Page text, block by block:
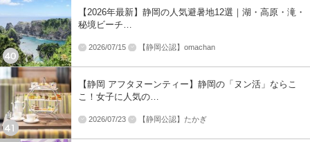
【2026年最新】静岡の人気避暑地12選｜湖・高原・滝・
秘境ビーチ…
2026/07/15 【静岡公認】omachan
【静岡 アフタヌーンティー】静岡の「ヌン活」ならこ
こ！女子に人気の…
2026/07/23 【静岡公認】たかぎ